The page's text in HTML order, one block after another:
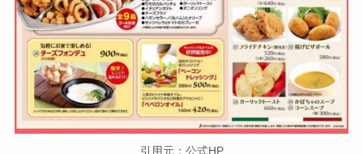
引用元：公式HP